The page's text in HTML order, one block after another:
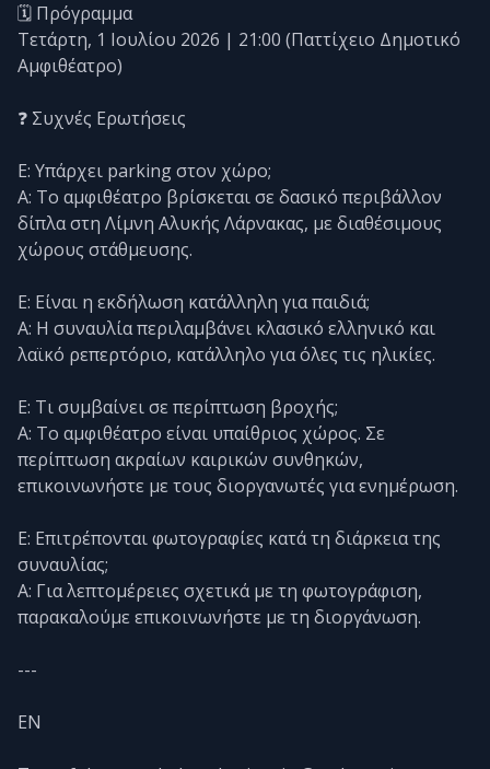
🗓️ Πρόγραμμα
Τετάρτη, 1 Ιουλίου 2026 | 21:00 (Παττίχειο Δημοτικό
Αμφιθέατρο)
❓ Συχνές Ερωτήσεις
Ε: Υπάρχει parking στον χώρο;
Α: Το αμφιθέατρο βρίσκεται σε δασικό περιβάλλον
δίπλα στη Λίμνη Αλυκής Λάρνακας, με διαθέσιμους
χώρους στάθμευσης.
Ε: Είναι η εκδήλωση κατάλληλη για παιδιά;
Α: Η συναυλία περιλαμβάνει κλασικό ελληνικό και
λαϊκό ρεπερτόριο, κατάλληλο για όλες τις ηλικίες.
Ε: Τι συμβαίνει σε περίπτωση βροχής;
Α: Το αμφιθέατρο είναι υπαίθριος χώρος. Σε
περίπτωση ακραίων καιρικών συνθηκών,
επικοινωνήστε με τους διοργανωτές για ενημέρωση.
Ε: Επιτρέπονται φωτογραφίες κατά τη διάρκεια της
συναυλίας;
Α: Για λεπτομέρειες σχετικά με τη φωτογράφιση,
παρακαλούμε επικοινωνήστε με τη διοργάνωση.
---
EN